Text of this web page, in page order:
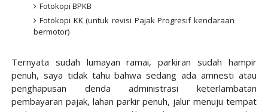
Fotokopi BPKB
Fotokopi KK (untuk revisi Pajak Progresif kendaraan
bermotor)
Ternyata sudah lumayan ramai, parkiran sudah hampir
penuh, saya tidak tahu bahwa sedang ada amnesti atau
penghapusan denda administrasi keterlambatan
pembayaran pajak, lahan parkir penuh, jalur menuju tempat